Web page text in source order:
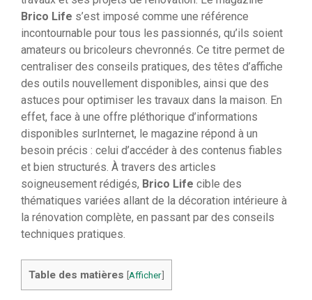
Brico Life s’est imposé comme une référence
incontournable pour tous les passionnés, qu’ils soient
amateurs ou bricoleurs chevronnés. Ce titre permet de
centraliser des conseils pratiques, des têtes d’affiche
des outils nouvellement disponibles, ainsi que des
astuces pour optimiser les travaux dans la maison. En
effet, face à une offre pléthorique d’informations
disponibles surInternet, le magazine répond à un
besoin précis : celui d’accéder à des contenus fiables
et bien structurés. À travers des articles
soigneusement rédigés, Brico Life cible des
thématiques variées allant de la décoration intérieure à
la rénovation complète, en passant par des conseils
techniques pratiques.
Table des matières [Afficher]